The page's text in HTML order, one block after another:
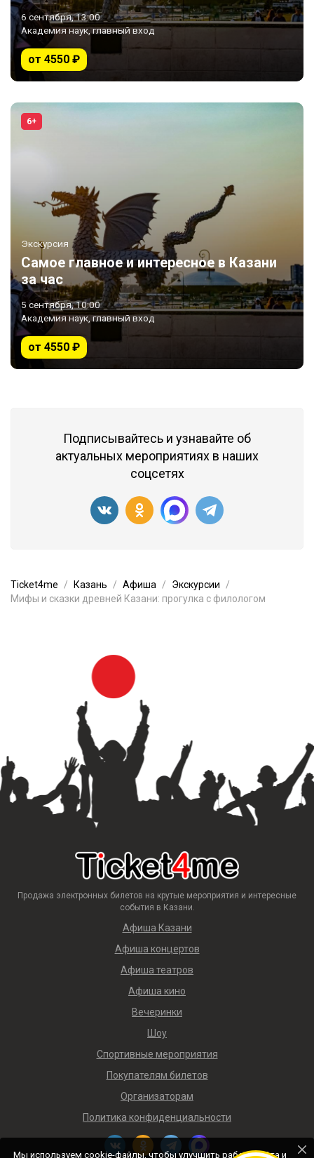
6 сентября, 13:00
Академия наук, главный вход
от 4550 ₽
6+
Экскурсия
Самое главное и интересное в Казани
за час
5 сентября, 10:00
Академия наук, главный вход
от 4550 ₽
Подписывайтесь и узнавайте об
актуальных мероприятиях в наших
соцсетях
Ticket4me Казань Афиша
Экскурсии
Мифы и сказки древней Казани: прогулка с филологом
Продажа электронных билетов на крутые мероприятия и интересные
события в Казани.
Афиша Казани
Афиша концертов
Афиша театров
Афиша кино
Вечеринки
Шоу
Спортивные мероприятия
Покупателям билетов
Организаторам
Политика конфиденциальности
Мы используем cookie-файлы, чтобы улучшить работу сайта и